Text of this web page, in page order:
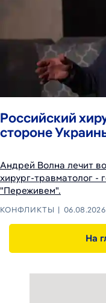
Российский
стороне
Андрей Волна лечит
хирург-травматолог -
"Переживем".
КОНФЛИКТЫ 06.08.2026
На